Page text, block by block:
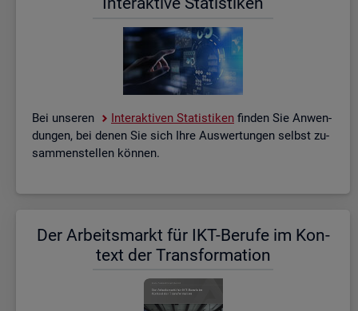
Bei un­se­ren In­ter­ak­ti­ven Sta­tis­ti­ken fin­den Sie An­wen­
dun­gen, bei denen Sie sich Ihre Aus­wer­tun­gen selbst zu­
sam­men­stel­len kön­nen.
Der Ar­beits­markt für IKT-Be­ru­fe im Kon­
text der Trans­for­ma­ti­on